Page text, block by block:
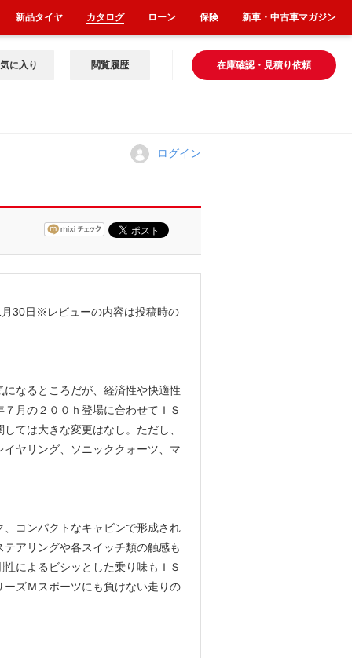
在庫確認・見積り依頼
に入り 閲覧履歴
ログイン
30日 ※レビューの内容は投稿時の
なるところだが、経済性や快適性
月の２００ｈ登場に合わせてＩＳ
ては大きな変更はなし。ただし、
ヤリング、ソニッククォーツ、マ
コンパクトなキャビンで形成され
アリングや各スイッチ類の触感も
によるビシッとした乗り味もＩＳ
ズＭスポーツにも負けない走りの
新品タイヤ カタログ ローン 保険 新車・中古車マガジン